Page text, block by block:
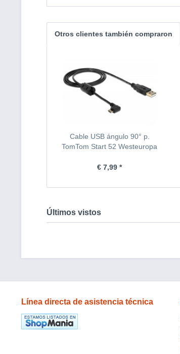
Otros clientes también compraron
Cable USB ángulo 90° p.
TomTom Start 52 Westeuropa
€ 7,99 *
Últimos vistos
Línea directa de asistencia técnica